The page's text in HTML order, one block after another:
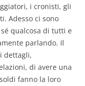
i cronisti, gli
Adesso ci sono
qualcosa di tutti e
parlando. Il
dettagli,
di avere una
fanno la loro